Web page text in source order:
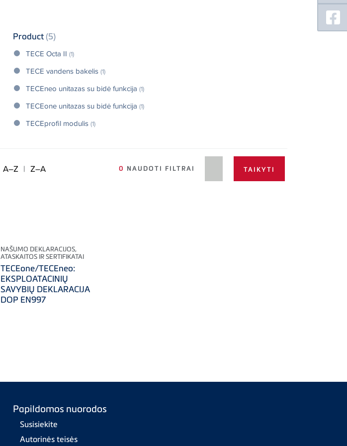
Product (5)
TECE Octa II (1)
TECE vandens bakelis (1)
TECEneo unitazas su bidė funkcija (1)
TECEone unitazas su bidė funkcija (1)
TECEprofil modulis (1)
A–Z | Z–A 0 NAUDOTI FILTRAI
NAŠUMO DEKLARACIJOS,
ATASKAITOS IR SERTIFIKATAI
TECEone/TECEneo:
EKSPLOATACINIŲ
SAVYBIŲ DEKLARACIJA
DOP EN997
Papildomos nuorodos
Susisiekite
Autorinės teisės